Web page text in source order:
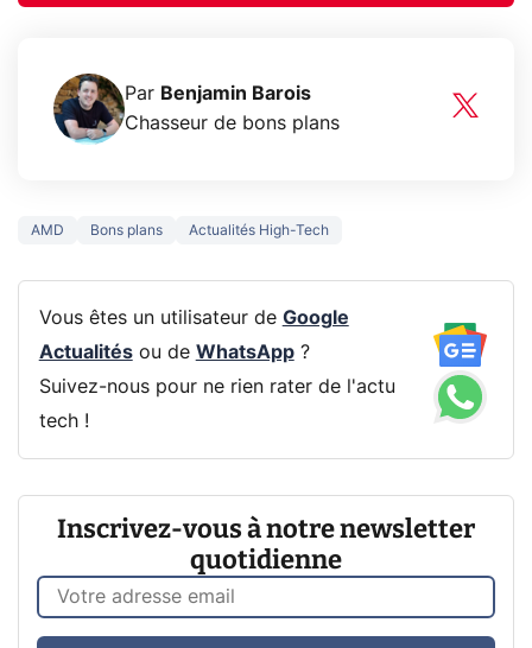
Par Benjamin Barois
Chasseur de bons plans
AMD Bons plans Actualités High-Tech
Vous êtes un utilisateur de Google
Actualitésou de WhatsApp?
Suivez-nous pour ne rien rater de l'actu
tech !
Inscrivez-vous à notre newsletter
quotidienne